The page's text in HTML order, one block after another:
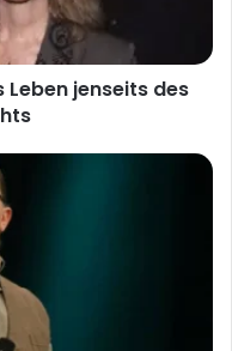
Leben jenseits des